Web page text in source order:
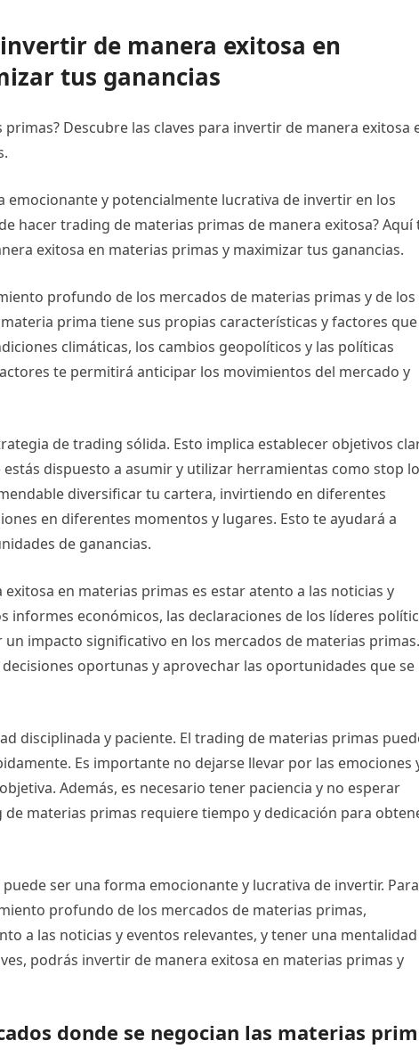
de manera exitosa en
tus ganancias
Descubre las claves para invertir de manera exitosa
y potencialmente lucrativa de invertir en los
hacer trading de materias primas de manera exitosa? Aquí
exitosa en materias primas y maximizar tus ganancias.
profundo de los mercados de materias primas y de los
prima tiene sus propias características y factores que
climáticas, los cambios geopolíticos y las políticas
te permitirá anticipar los movimientos del mercado y
de trading sólida. Esto implica establecer objetivos
dispuesto a asumir y utilizar herramientas como stop
diversificar tu cartera, invirtiendo en diferentes
en diferentes momentos y lugares. Esto te ayudará a
de ganancias.
en materias primas es estar atento a las noticias y
informes económicos, las declaraciones de los líderes
impacto significativo en los mercados de materias primas.
oportunas y aprovechar las oportunidades que se
disciplinada y paciente. El trading de materias primas
Es importante no dejarse llevar por las emociones
Además, es necesario tener paciencia y no esperar
materias primas requiere tiempo y dedicación para
ser una forma emocionante y lucrativa de invertir. Para
profundo de los mercados de materias primas,
a las noticias y eventos relevantes, y tener una mentalidad
podrás invertir de manera exitosa en materias primas y
donde se negocian las materias